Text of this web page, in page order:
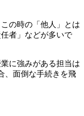
の時の「他人」とは
者」などが多いで
に強みがある担当は
、面倒な手続きを飛